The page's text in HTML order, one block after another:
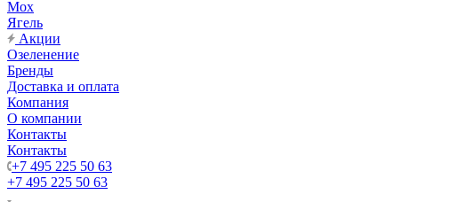
Мох
Ягель
Акции
Озеленение
Бренды
Доставка и оплата
Компания
О компании
Контакты
Контакты
+7 495 225 50 63
+7 495 225 50 63